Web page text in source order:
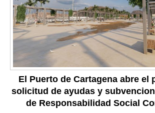
El Puerto de Cartagena abre el
solicitud de ayudas y
de Responsabilidad Social